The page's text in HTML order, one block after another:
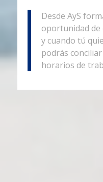
Desde AyS
oportunidad
y cuando tú
podrás
horarios de